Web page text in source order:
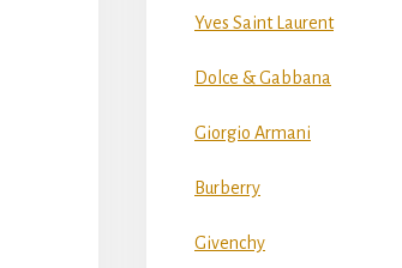
Yves Saint Laurent
Dolce & Gabbana
Giorgio Armani
Burberry
Givenchy